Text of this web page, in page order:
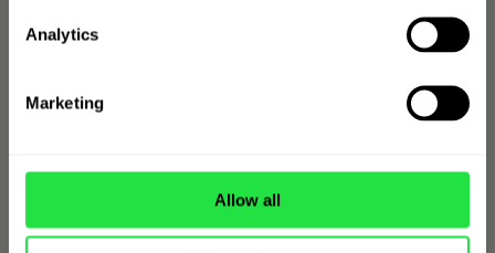
Analytics
Marketing
Allow all